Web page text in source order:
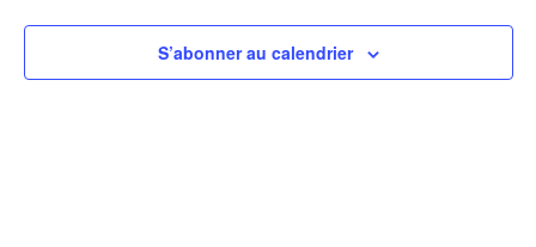
S’abonner au calendrier